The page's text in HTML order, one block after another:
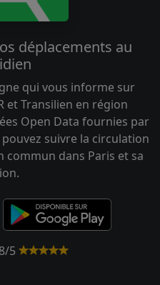
déplacements au
qui vous informe sur
et Transilien en région
Open Data fournies par
suivre la circulation
dans Paris et sa
5